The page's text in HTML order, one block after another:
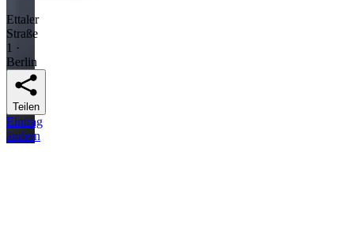
Ettaler
Straße
1 ·
Berlin
Teilen
Eintrag
ändern